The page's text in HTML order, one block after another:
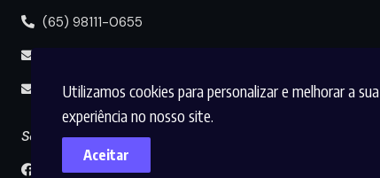
Utilizamos cookies para personalizar e melhorar a sua
experiência no nosso site.
Aceitar
(65) 98111-0655
midia@circuitomt.com.br
Seguir